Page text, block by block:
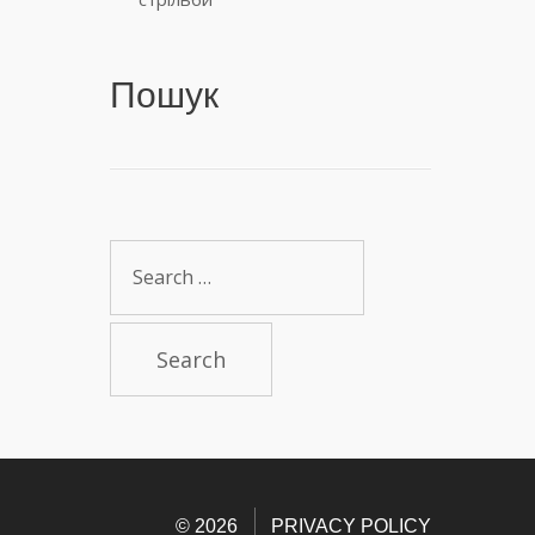
Пошук
for:
© 2026 PRIVACY POLICY